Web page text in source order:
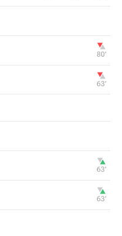
80‎’‎
63‎’‎
63‎’‎
63‎’‎